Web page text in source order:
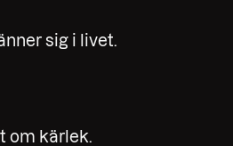
sig i livet.
om kärlek.